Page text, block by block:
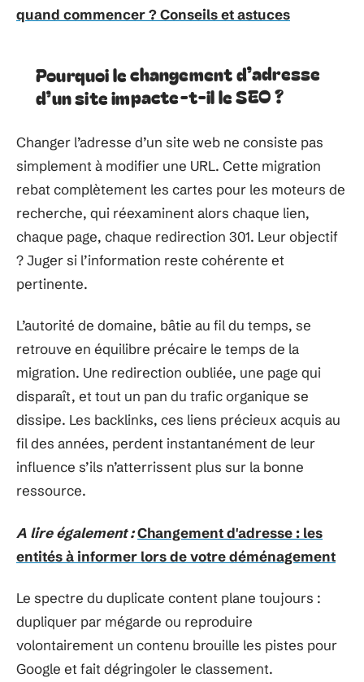
quand commencer ? Conseils et astuces
Pourquoi le changement d’adresse
d’un site impacte-t-il le SEO ?
Changer l’adresse d’un site web ne consiste pas
simplement à modifier une URL. Cette migration
rebat complètement les cartes pour les moteurs de
recherche, qui réexaminent alors chaque lien,
chaque page, chaque redirection 301. Leur objectif
? Juger si l’information reste cohérente et
pertinente.
L’autorité de domaine, bâtie au fil du temps, se
retrouve en équilibre précaire le temps de la
migration. Une redirection oubliée, une page qui
disparaît, et tout un pan du trafic organique se
dissipe. Les backlinks, ces liens précieux acquis au
fil des années, perdent instantanément de leur
influence s’ils n’atterrissent plus sur la bonne
ressource.
A lire également :Changement d'adresse : les
entités à informer lors de votre déménagement
Le spectre du duplicate content plane toujours :
dupliquer par mégarde ou reproduire
volontairement un contenu brouille les pistes pour
Google et fait dégringoler le classement.